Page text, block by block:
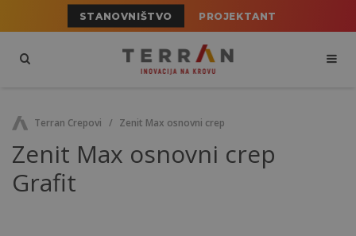
STANOVNIŠTVO PROJEKTANT
Terran Crepovi Zenit Max osnovni crep
Zenit Max osnovni crep
Grafit